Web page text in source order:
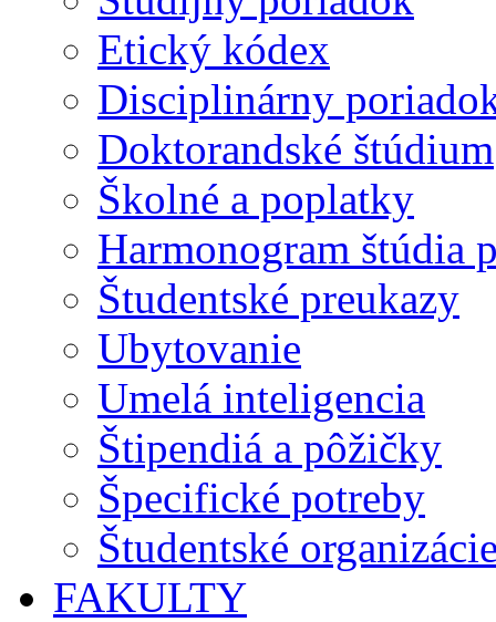
Etický kódex
Disciplinárny
Doktorandské štúdium
Školné a poplatky
Harmonogram štúdia
Študentské preukazy
Ubytovanie
Umelá inteligencia
Štipendiá a pôžičky
Špecifické potreby
Študentské
FAKULTY